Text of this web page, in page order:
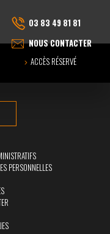
03 83 49 81 81
NOUS CONTACTER
ACCÈS RÉSERVÉ
PERSONNELLES